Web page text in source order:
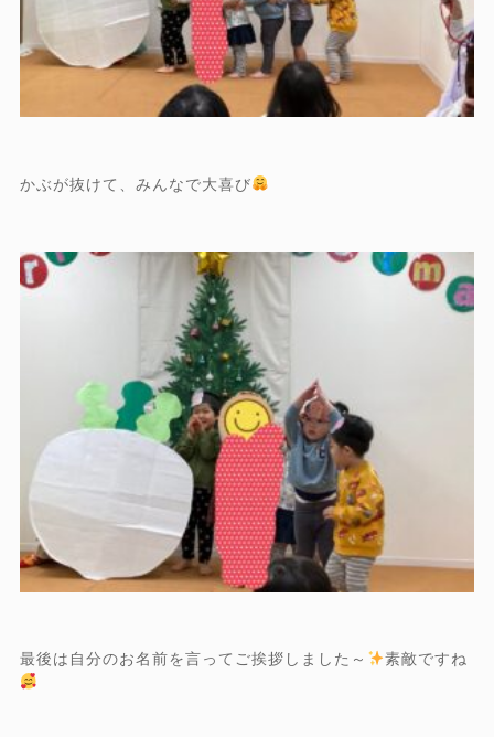
かぶが抜けて、みんなで大喜び
最後は自分のお名前を言ってご挨拶しました～ 素敵ですね